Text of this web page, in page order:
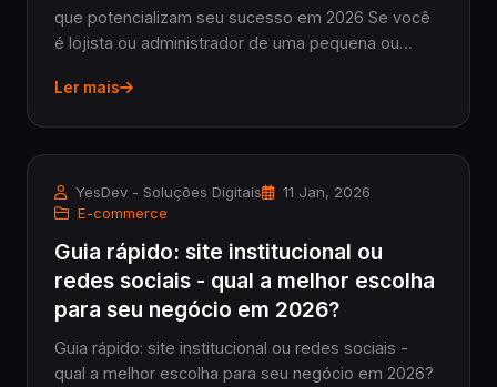
que potencializam seu sucesso em 2026 Se você
é lojista ou administrador de uma pequena ou
institucional vão muito além da simples presenç...
Ler mais
YesDev - Soluções Digitais
11 Jan, 2026
E-commerce
Guia rápido: site institucional ou
redes sociais - qual a melhor escolha
para seu negócio em 2026?
Guia rápido: site institucional ou redes sociais -
qual a melhor escolha para seu negócio em 2026?